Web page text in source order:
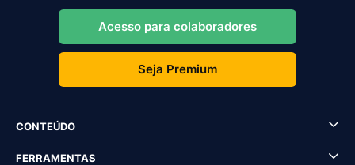
Acesso para colaboradores
Seja Premium
CONTEÚDO
FERRAMENTAS